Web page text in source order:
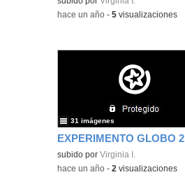
-hace un año -5 visualizaciones
EXPERIMENTO GLOBO 2
Contenido educativo.
subido porVirginia I.
31 imágenes
-hace un año -2 visualizaciones